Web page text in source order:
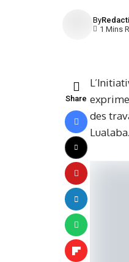
By
1 Mins
Share
des
Lualaba.